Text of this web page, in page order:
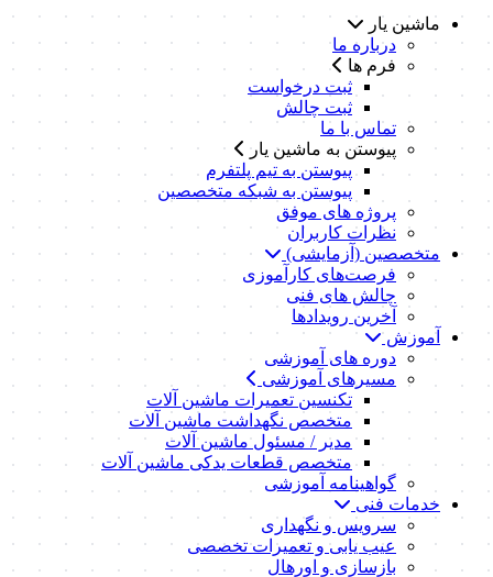
ماشین یار
درباره ما
فرم ها
ثبت درخواست
ثبت چالش
تماس با ما
پیوستن به ماشین یار
پیوستن به تیم پلتفرم
پیوستن به شبکه متخصصین
پروژه های موفق
نظرات کاربران
متخصصین (آزمایشی)
فرصت‌های کارآموزی
چالش های فنی
آخرین رویدادها
آموزش
دوره های آموزشی
مسیرهای آموزشی
تکنسین تعمیرات ماشین آلات
متخصص نگهداشت ماشین آلات
مدیر / مسئول ماشین آلات
متخصص قطعات یدکی ماشین آلات
گواهینامه آموزشی
خدمات فنی
سرویس و نگهداری
عیب یابی و تعمیرات تخصصی
بازسازی و اورهال